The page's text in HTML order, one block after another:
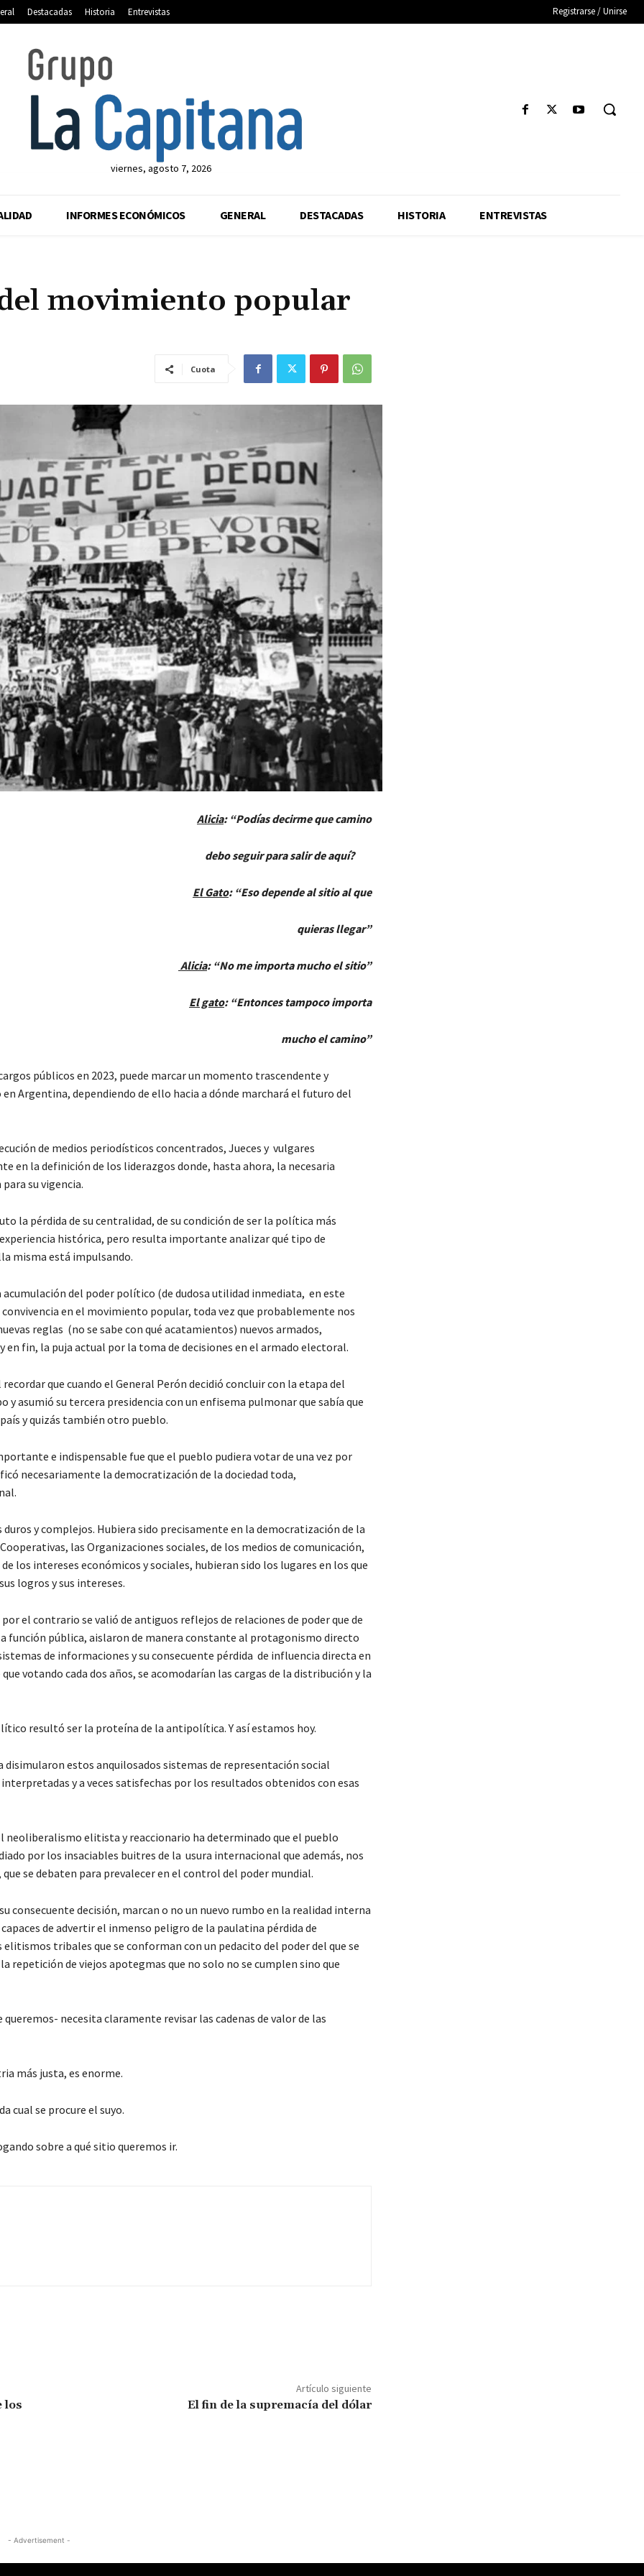
Destacadas Historia Entrevistas Registrarse / Unirse
viernes, agosto 7, 2026
INFORMES ECONÓMICOS GENERAL DESTACADAS HISTORIA ENTREVISTAS
movimiento popular
Cuota
Alicia: “Podías decirme que camino
seguir para salir de aquí?
El Gato: “Eso depende al sitio al que
quieras llegar”
Alicia: “No me importa mucho el sitio”
El gato: “Entonces tampoco importa
mucho el camino”
públicos en 2023, puede marcar un momento trascendente y
Argentina, dependiendo de ello hacia a dónde marchará el futuro del
de medios periodísticos concentrados, Jueces y vulgares
en la definición de los liderazgos donde, hasta ahora, la necesaria
su vigencia.
la pérdida de su centralidad, de su condición de ser la política más
histórica, pero resulta importante analizar qué tipo de
misma está impulsando.
del poder político (de dudosa utilidad inmediata, en este
en el movimiento popular, toda vez que probablemente nos
reglas (no se sabe con qué acatamientos) nuevos armados,
fin, la puja actual por la toma de decisiones en el armado electoral.
que cuando el General Perón decidió concluir con la etapa del
asumió su tercera presidencia con un enfisema pulmonar que sabía que
y quizás también otro pueblo.
e indispensable fue que el pueblo pudiera votar de una vez por
necesariamente la democratización de la dociedad toda,
y complejos. Hubiera sido precisamente en la democratización de la
las Organizaciones sociales, de los medios de comunicación,
los intereses económicos y sociales, hubieran sido los lugares en los que
logros y sus intereses.
el contrario se valió de antiguos reflejos de relaciones de poder que de
función pública, aislaron de manera constante al protagonismo directo
de informaciones y su consecuente pérdida de influencia directa en
votando cada dos años, se acomodarían las cargas de la distribución y la
resultó ser la proteína de la antipolítica. Y así estamos hoy.
estos anquilosados sistemas de representación social
y a veces satisfechas por los resultados obtenidos con esas
elitista y reaccionario ha determinado que el pueblo
por los insaciables buitres de la usura internacional que además, nos
se debaten para prevalecer en el control del poder mundial.
consecuente decisión, marcan o no un nuevo rumbo en la realidad interna
de advertir el inmenso peligro de la paulatina pérdida de
tribales que se conforman con un pedacito del poder del que se
repetición de viejos apotegmas que no solo no se cumplen sino que
necesita claramente revisar las cadenas de valor de las
más justa, es enorme.
cual se procure el suyo.
sobre a qué sitio queremos ir.
los
Artículo siguiente
El fin de la supremacía del dólar
- Advertisement -